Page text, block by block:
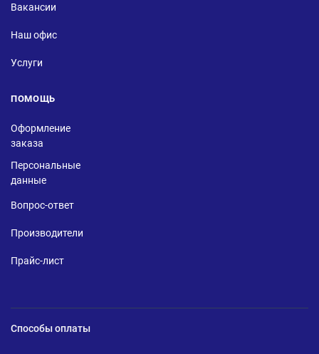
Вакансии
Наш офис
Услуги
ПОМОЩЬ
Оформление
заказа
Персональные
данные
Вопрос-ответ
Производители
Прайс-лист
Способы оплаты